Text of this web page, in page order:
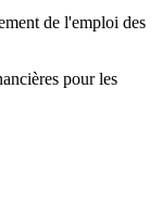
de l'emploi des
pour les